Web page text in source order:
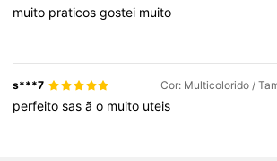
muito praticosgostei muito
s***7 Cor: Multicolorido /
perfeitosasão muito uteis